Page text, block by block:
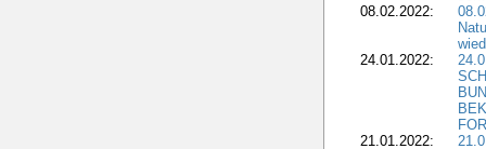
08.02.2022:
24.01.2022:
21.01.2022: